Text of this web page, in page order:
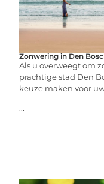
Zonwering in Den
Als u overweegt om
prachtige stad Den
keuze maken voor
...